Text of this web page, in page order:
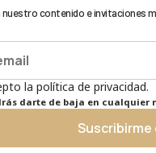
nuestro contenido e invitaciones
la política de privacidad.
darte de baja en cualquier
Suscribirme